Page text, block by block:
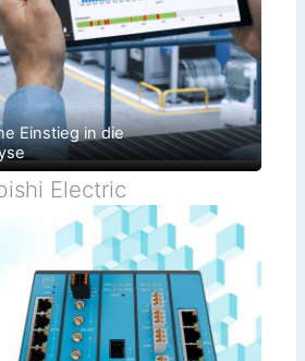
Einstieg in die
Electric